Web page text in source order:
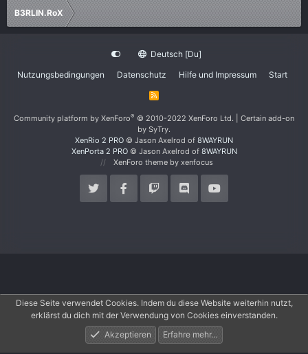
B3RLIN.RoX
Deutsch [Du]
Nutzungsbedingungen
Datenschutz Hilfe und Impressum Start
R
Community platform by XenForo® © 2010-2022 XenForo Ltd.
Certain add-on
by SyTry.
XenRio 2 PRO © Jason Axelrod of 8WAYRUN
XenPorta 2 PRO© Jason Axelrod of 8WAYRUN
XenForo theme by xenfocus
Aktuelles Anmelden Registrieren
Diese Seite verwendet Cookies. Indem du diese Website weiterhin nutzt,
erklärst du dich mit der Verwendung von Cookies einverstanden.
Akzeptieren
Erfahre mehr…